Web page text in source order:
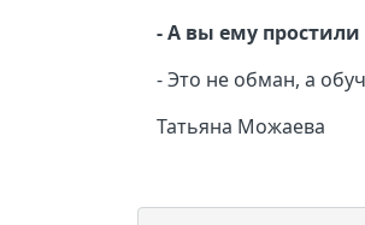
- А вы ему
- Это не обман, а
Татьяна Можаева